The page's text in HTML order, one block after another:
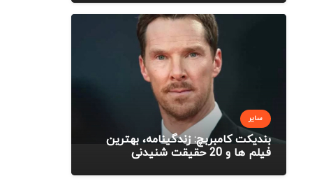
سایر
بندیکت کامبربچ: زندگینامه، بهترین
فیلم ها و 20 حقیقت شنیدنی